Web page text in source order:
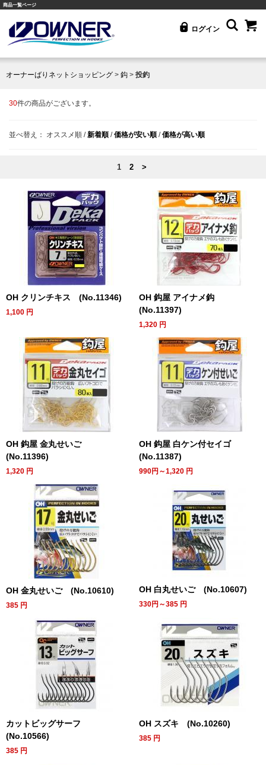
商品一覧ページ
ログイン
オーナーばりネットショッピング > 鈎 > 投釣
30件の商品がございます。
並べ替え： オススメ順 /新着順 /価格が安い順 /価格が高い順
1 2 >
OH クリンチキス (No.11346)
1,100 円
OH 鈎屋 アイナメ鈎
(No.11397)
1,320 円
OH 鈎屋 金丸せいご
(No.11396)
1,320 円
OH 鈎屋 白ケン付セイゴ
(No.11387)
990円～1,320 円
OH 金丸せいご (No.10610)
385 円
OH 白丸せいご (No.10607)
330円～385 円
カットビッグサーフ
(No.10566)
385 円
OH スズキ (No.10260)
385 円